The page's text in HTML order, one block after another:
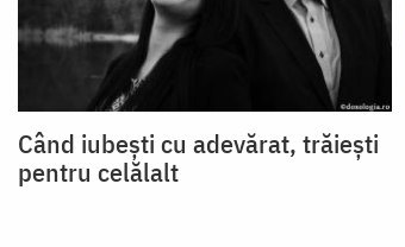
Când iubești cu adevărat, trăiești
pentru celălalt